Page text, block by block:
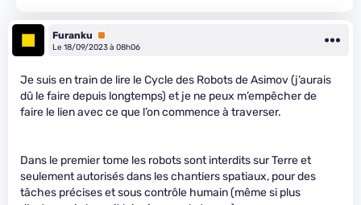
Furanku
Premium
Le 18/09/2023 à 08h06
Je suis en train de lire le Cycle des Robots de Asimov (j’aurais
dû le faire depuis longtemps) et je ne peux m’empêcher de
faire le lien avec ce que l’on commence à traverser.
Dans le premier tome les robots sont interdits sur Terre et
seulement autorisés dans les chantiers spatiaux, pour des
tâches précises et sous contrôle humain (même si plus